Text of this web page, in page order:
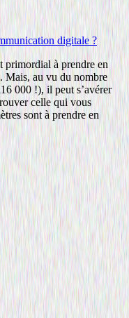
digitale ?
primordial à prendre en
Mais, au vu du nombre
000 !), il peut s’avérer
celle qui vous
sont à prendre en